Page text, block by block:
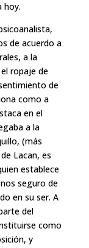
hoy.
de acuerdo a
a la
ropaje de
de
como a
en el
a la
(más
Lacan, es
establece
seguro de
en su ser. A
del
como
y